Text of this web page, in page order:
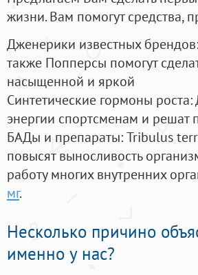
жизни. Вам помогут средства,
Дженерики известных брендов:
также Попперсы помогут
насыщенной и яркой
Синтетические гормоны роста:
энергии спортсменам и
БАДы и препараты:Tribulus
повысят выносливость
работу многих внутренних
мг.
Несколько причино
именно у нас?